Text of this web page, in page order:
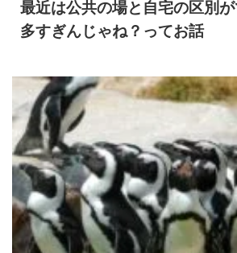
最近は公共の場と自宅の区別
多すぎんじゃね？ってお話